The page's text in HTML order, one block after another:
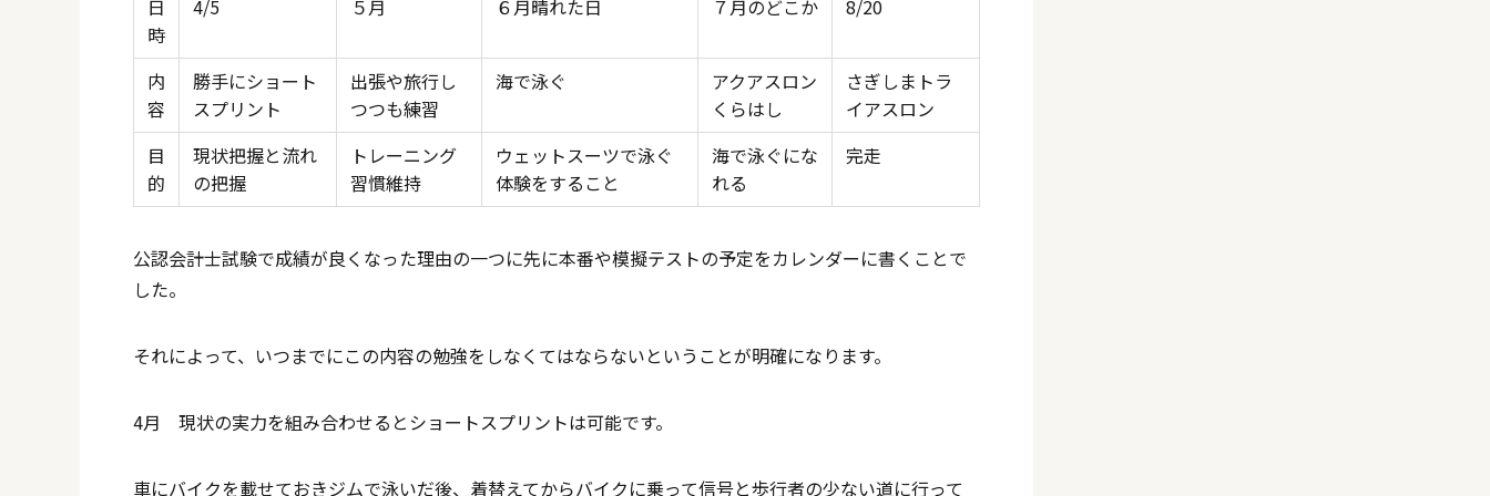
日
時
4/5 ５月 ６月晴れた日 ７月のどこか 8/20
内
容
勝手にショート
スプリント
出張や旅行し
つつも練習
海で泳ぐ
アクアスロン
くらはし
さぎしまトラ
イアスロン
目
的
現状把握と流れ
の把握
トレーニング
習慣維持
ウェットスーツで泳ぐ
体験をすること
海で泳ぐにな
れる
完走
公認会計士試験で成績が良くなった理由の一つに先に本番や模擬テストの予定をカレンダーに書くことで
した。
それによって、いつまでにこの内容の勉強をしなくてはならないということが明確になります。
4月 現状の実力を組み合わせるとショートスプリントは可能です。
車にバイクを載せておきジムで泳いだ後、着替えてからバイクに乗って信号と歩行者の少ない道に行って